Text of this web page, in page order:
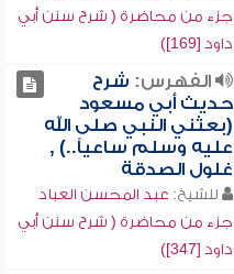
جزء من محاضرة ( شرح سنن أبي
داود [169])
الفهرس: شرح
حديث أبي مسعود
(بعثني النبي صلى الله
عليه وسلم ساعياً..) ,
غلول الصدقة
للشيخ: عبد المحسن العباد
جزء من محاضرة ( شرح سنن أبي
داود [347])